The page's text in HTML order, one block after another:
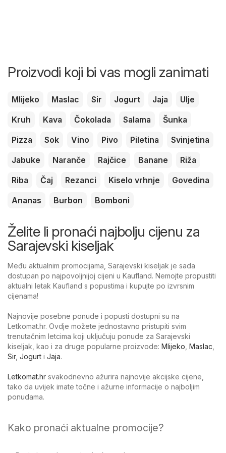
Proizvodi koji bi vas mogli zanimati
Mlijeko Maslac Sir Jogurt Jaja
Ulje
Kruh
Kava Čokolada Salama
Šunka
Pizza
Sok Vino Pivo Piletina
Svinjetina
Jabuke
Naranče Rajčice Banane
Riža
Riba
Čaj Rezanci Kiselo vrhnje
Govedina
Ananas
Burbon Bomboni
Želite li pronaći najbolju cijenu za
Sarajevski kiseljak
Među aktualnim promocijama, Sarajevski kiseljak je sada
dostupan po najpovoljnijoj cijeni u Kaufland. Nemojte propustiti
aktualni letak Kaufland s popustima i kupujte po izvrsnim
cijenama!
Najnovije posebne ponude i popusti dostupni su na
Letkomat.hr. Ovdje možete jednostavno pristupiti svim
trenutačnim letcima koji uključuju ponude za Sarajevski
kiseljak, kao i za druge popularne proizvode: Mlijeko Maslac
Sir, Jogurt i Jaja.
Letkomat.hr svakodnevno ažurira najnovije akcijske cijene,
tako da uvijek imate točne i ažurne informacije o najboljim
ponudama.
Kako pronaći aktualne promocije?